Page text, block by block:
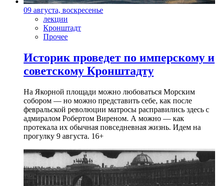
09 августа, воскресенье
лекции
Кронштадт
Прочее
Историк проведет по имперскому и
советскому Кронштадту
На Якорной площади можно любоваться Морским
собором — но можно представить себе, как после
февральской революции матросы расправились здесь с
адмиралом Робертом Виреном. А можно — как
протекала их обычная повседневная жизнь. Идем на
прогулку 9 августа. 16+